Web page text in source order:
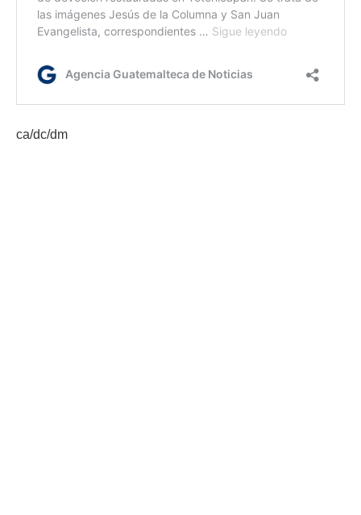
ca/dc/dm